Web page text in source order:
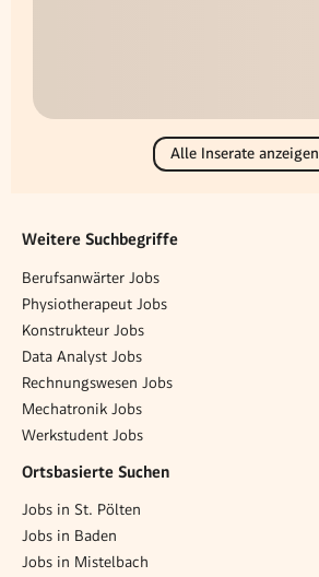
Alle Inserate anzeigen
Weitere Suchbegriffe
Berufsanwärter Jobs
Physiotherapeut Jobs
Konstrukteur Jobs
Data Analyst Jobs
Rechnungswesen Jobs
Mechatronik Jobs
Werkstudent Jobs
Ortsbasierte Suchen
Jobs in St. Pölten
Jobs in Baden
Jobs in Mistelbach